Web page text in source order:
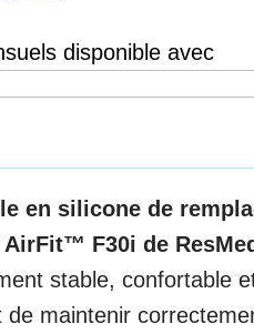
disponible avec
en silicone de
F30i de
stable, confortable
de maintenir